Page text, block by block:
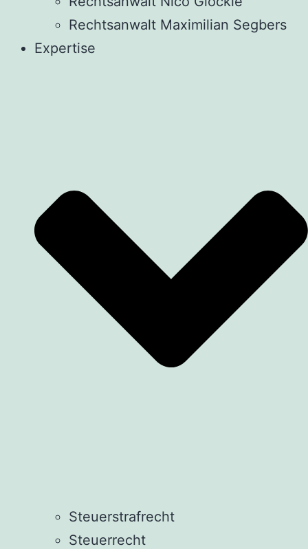
Rechtsanwalt Maximilian Segbers
Expertise
Steuerstrafrecht
Steuerrecht